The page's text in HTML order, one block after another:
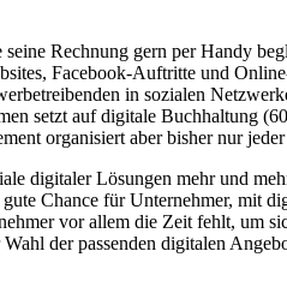
Rechnung gern per Handy
Facebook-Auftritte und
in sozialen
setzt auf digitale Buchhaltung
organisiert aber bisher nur
digitaler Lösungen mehr und
Chance für Unternehmer, mit
vor allem die Zeit fehlt, um
der passenden digitalen